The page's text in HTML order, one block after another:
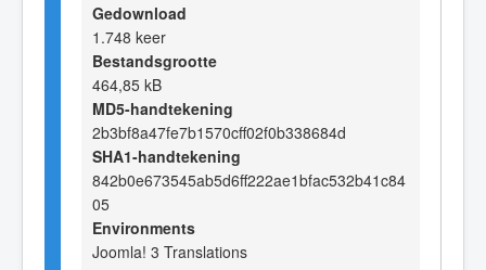
Gedownload
1.748 keer
Bestandsgrootte
464,85 kB
MD5-handtekening
2b3bf8a47fe7b1570cff02f0b338684d
SHA1-handtekening
842b0e673545ab5d6ff222ae1bfac532b41c84
05
Environments
Joomla! 3 Translations